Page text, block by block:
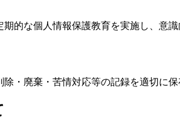
的な個人情報保護教育を実施し、意
・廃棄・苦情対応等の記録を適切に